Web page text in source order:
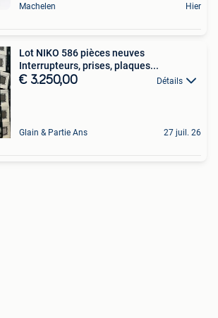
Machelen Hier
Lot NIKO 586 pièces neuves
Interrupteurs, prises, plaques...
€ 3.250,00 Détails
Glain & Partie Ans 27 juil. 26